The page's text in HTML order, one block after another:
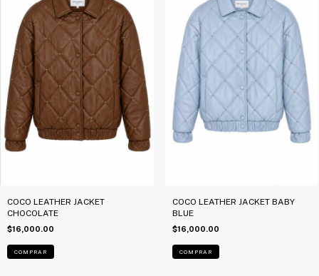
COCO LEATHER JACKET
CHOCOLATE
$16,000.00
COMPRAR
COCO LEATHER JACKET BABY
BLUE
$16,000.00
COMPRAR